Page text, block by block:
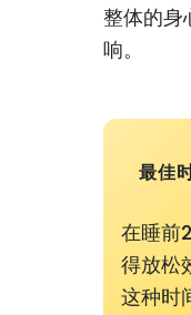
整体的身
响。
最佳
在睡前
得放松
这种时